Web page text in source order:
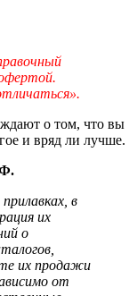
о том, что вы
и вряд ли лучше.
в
их
о
их продажи
от